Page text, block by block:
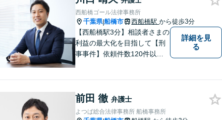
西船橋ゴール法律事務所
千葉県|船橋市 西船橋駅 から徒歩3分
【西船橋駅3分】相談者さまの
利益の最大化を目指して【刑
事事件】依頼件数120件以
豊富な対応実績。セカンドオ
ピニオンも可能です【初回相
詳細を見
る
前田 徹 弁護士
よつば総合法律事務所 船橋事務所